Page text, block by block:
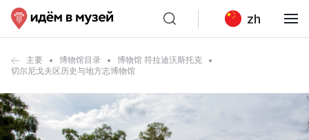
zh
主要 博物馆目录
博物馆 符拉迪沃斯托克
切尔尼戈夫区历史与地方志博物馆